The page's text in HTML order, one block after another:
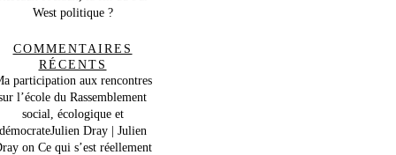
West politique ?
COMMENTAIRES
RÉCENTS
participation aux rencontres
l’école du Rassemblement
social, écologique et
démocrateJulien Dray | Julien
on Ce qui s’est réellement